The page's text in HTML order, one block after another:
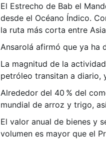
El Estrecho de Bab el
desde el Océano Índico.
la ruta más corta entre
Ansarolá afirmó que ya ha
La magnitud de la
petróleo transitan a diario,
Alrededor del 40 % del
mundial de arroz y trigo,
El valor anual de bienes y
volumen es mayor que el